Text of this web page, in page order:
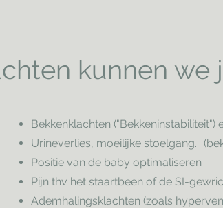
kunnen we
Bekkenklachten ("Bekkeninstabiliteit")
Urineverlies, moeilijke stoelgang...
Positie van de baby optimaliseren
Pijn thv het staartbeen of de SI-
Ademhalingsklachten (zoals